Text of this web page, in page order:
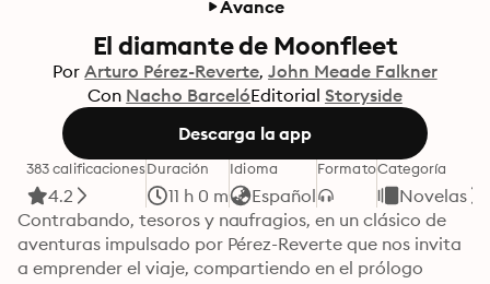
Avance
El diamante de Moonfleet
Por Arturo Pérez-Reverte John Meade Falkner
Con Nacho BarcelóEditorial Storyside
Descarga la app
383 calificaciones
4.2
Duración
11 h 0 m
Idioma
Español
FormatoCategoría
Novelas
Contrabando, tesoros y naufragios, en un clásico de
aventuras impulsado por Pérez-Reverte que nos invita
a emprender el viaje, compartiendo en el prólogo